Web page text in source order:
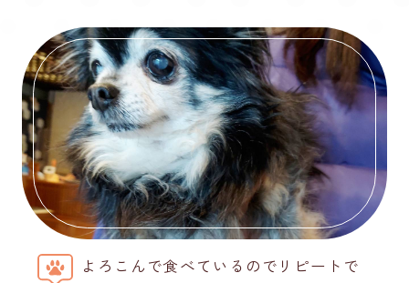
よろこんで食べているのでリピートで